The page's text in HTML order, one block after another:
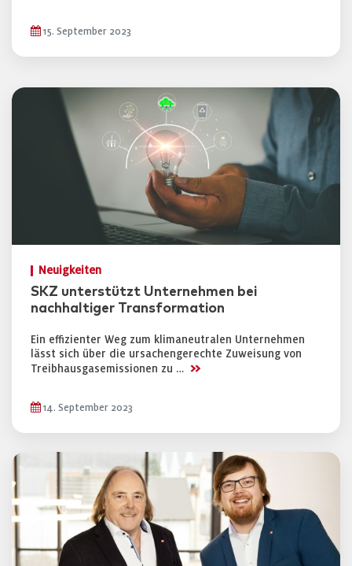
15. September 2023
Neuigkeiten
SKZ unterstützt Unternehmen bei
nachhaltiger Transformation
Ein effizienter Weg zum klimaneutralen Unternehmen
lässt sich über die ursachengerechte Zuweisung von
Treibhausgasemissionen zu … >>
14. September 2023